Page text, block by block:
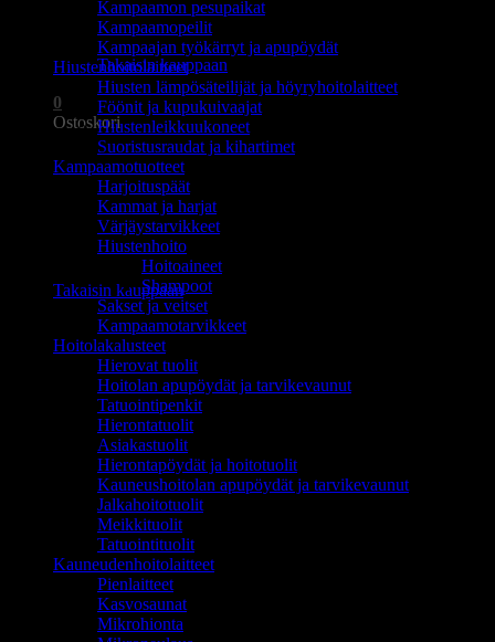
Ostoskori on tyhjä.
Takaisin kauppaan
0
Ostoskori
Ostoskori on tyhjä.
Takaisin kauppaan
Kampaamon pesupaikat
Kampaamopeilit
Kampaajan työkärryt ja apupöydät
Hiustenhoitolaitteet
Hiusten lämpösäteilijät ja höyryhoitolaitteet
Föönit ja kupukuivaajat
Hiustenleikkuukoneet
Suoristusraudat ja kihartimet
Kampaamotuotteet
Harjoituspäät
Kammat ja harjat
Värjäystarvikkeet
Hiustenhoito
Hoitoaineet
Shampoot
Sakset ja veitset
Kampaamotarvikkeet
Hoitolakalusteet
Hierovat tuolit
Hoitolan apupöydät ja tarvikevaunut
Tatuointipenkit
Hierontatuolit
Asiakastuolit
Hierontapöydät ja hoitotuolit
Kauneushoitolan apupöydät ja tarvikevaunut
Jalkahoitotuolit
Meikkituolit
Tatuointituolit
Kauneudenhoitolaitteet
Pienlaitteet
Kasvosaunat
Mikrohionta